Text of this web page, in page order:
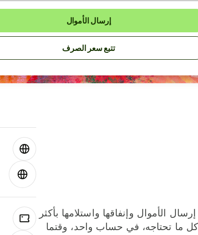
إرسال الأموال
تتبع سعر الصرف
الأموال وإنفاقها واستلامها بأكثر
كل ما تحتاجه، في حساب واحد، وقتما